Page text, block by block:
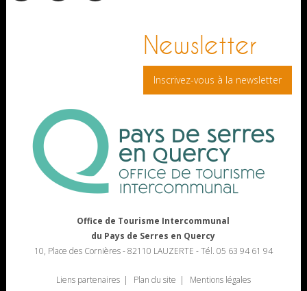
Newsletter
Inscrivez-vous à la newsletter
Office de Tourisme Intercommunal
du Pays de Serres en Quercy
10, Place des Cornières - 82110 LAUZERTE - Tél. 05 63 94 61 94
Liens partenaires Plan du site Mentions légales